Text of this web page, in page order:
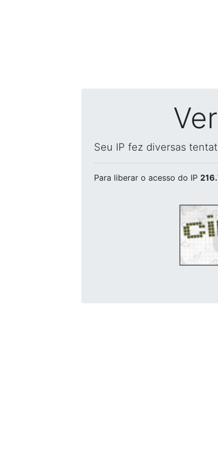
Seu IP fez diversas
Para liberar o acesso do IP